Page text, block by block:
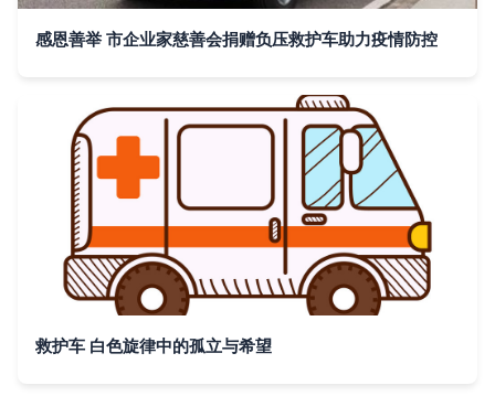
感恩善举 市企业家慈善会捐赠负压救护车助力疫情防控
救护车 白色旋律中的孤立与希望